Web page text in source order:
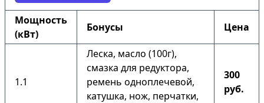
Мощность
(кВт)
Бонусы Цена
1.1
Леска, масло (100г),
смазка для редуктора,
ремень одноплечевой,
катушка, нож, перчатки,
300
руб.